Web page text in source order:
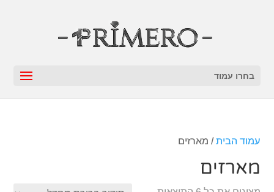
בחרו עמוד
עמוד הבית/ מארזים
מארזים